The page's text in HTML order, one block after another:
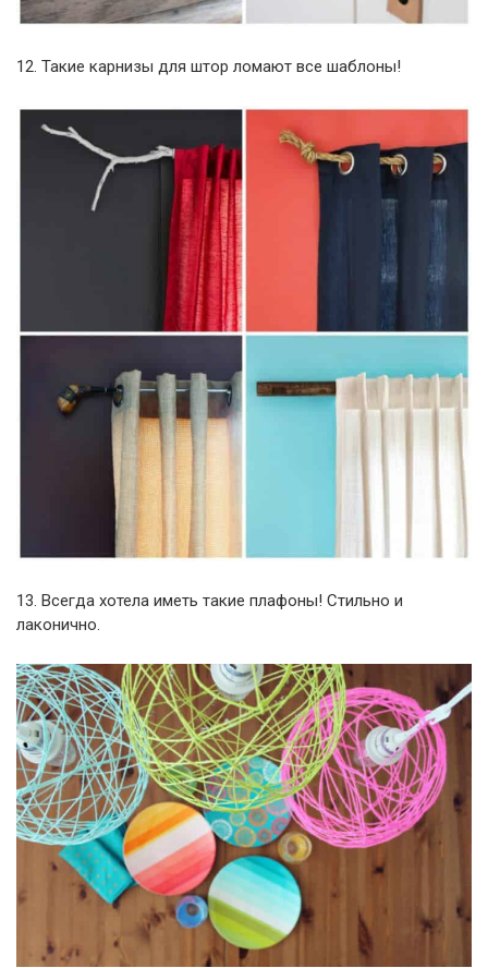
12. Такие карнизы для штор ломают все шаблоны!
13. Всегда хотела иметь такие плафоны! Стильно и
лаконично.